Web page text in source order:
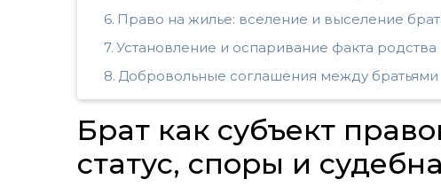
Право на жилье: вселение и выселение
Установление и оспаривание факта родства
Добровольные соглашения между братьями
Брат как субъект
статус, споры и